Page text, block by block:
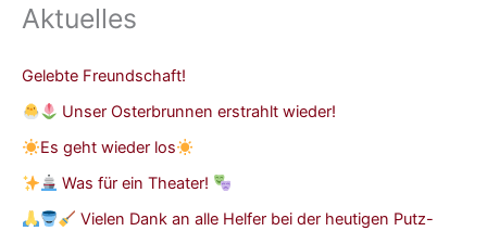
Aktuelles
Gelebte Freundschaft!
Unser Osterbrunnen erstrahlt wieder!
Es geht wieder los
Was für ein Theater!
Vielen Dank an alle Helfer bei der heutigen Putz-